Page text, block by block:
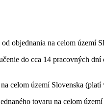
objednania na celom území
do cca 14 pracovných
celom území Slovenska
tovaru na celom území